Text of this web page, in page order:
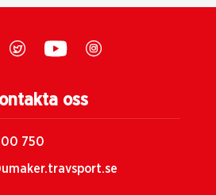
oss
750